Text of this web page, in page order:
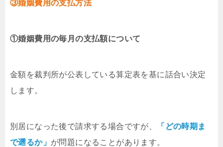
③婚姻費用の支払方法
①婚姻費用の毎月の支払額について
金額を裁判所が公表している算定表を基に話合い決定
します。
別居になった後で請求する場合ですが、
「どの時期ま
で遡るか」 が問題になることがあります。